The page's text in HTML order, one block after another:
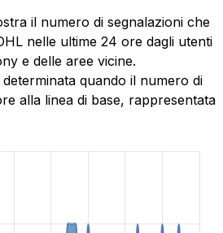
il numero di segnalazioni che
nelle ultime 24 ore dagli utenti
e delle aree vicine.
quando il numero di
alla linea di base, rappresentata